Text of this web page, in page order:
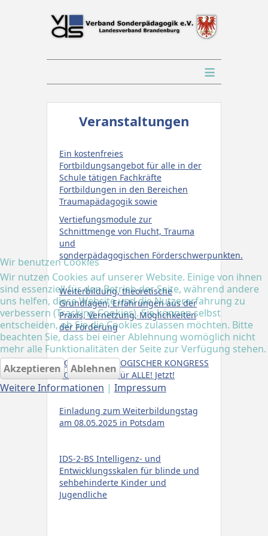
≡
Veranstaltungen
Ein kostenfreies
Fortbildungsangebot für alle in der
Schule tätigen Fachkräfte
Fortbildungen in den Bereichen
Traumapädagogik sowie
Vertiefungsmodule zur
Schnittmenge von Flucht, Trauma
und
sonderpädagogischen Förderschwerpunkten.
Weiterbildung, theoretische
Grundlagen, Erfahrungen aus der
Praxis, Vernetzung, Möglichkeiten
der Förderung
SONDERPÄDAGOGISCHER KONGRESS
2025 Teilhabe für ALLE! Jetzt!
Einladung zum Weiterbildungstag
am 08.05.2025 in Potsdam
IDS-2-BS Intelligenz- und
Entwicklungsskalen für blinde und
sehbehinderte Kinder und
Jugendliche
Wir benutzen Cookies
Wir nutzen Cookies auf unserer Website. Einige von ihnen
sind essenziell für den Betrieb der Seite, während andere
uns helfen, diese Website und die Nutzererfahrung zu
verbessern (Tracking Cookies). Sie können selbst
entscheiden, ob Sie die Cookies zulassen möchten. Bitte
beachten Sie, dass bei einer Ablehnung womöglich nicht
mehr alle Funktionalitäten der Seite zur Verfügung stehen.
Akzeptieren
Ablehnen
Weitere Informationen | Impressum